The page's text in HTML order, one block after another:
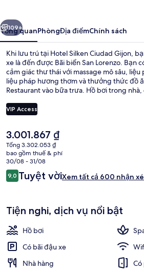
Tiếp
109+
Tổng quanPhòngĐịa điểmChính sách
Khi lưu trú tại Hotel Silken Ciudad Gijon,
xe là đến được Bãi biển San Lorenzo. Bạn
cảm giác thư thái với massage mô sâu,
liệu pháp hương thơm và thưởng thức đồ
Restaurant vào bữa trưa. Hồ bơi trong
giá cao nhân viên nhiệt tình.
VIP Access
Giá
hiện
tại
là
3.001.867 ₫
3.001.867 ₫
Tổng 3.302.053 ₫
bao gồm thuế & phí
30/08 - 31/08
Nhận
xét
9,09,0 trên 10,
Tuyệt vờiXem tất cả 600 nhận
Tiện nghi, dịch vụ nổi bật
Hồ bơi
Có bãi đậu xe
Nhà hàng